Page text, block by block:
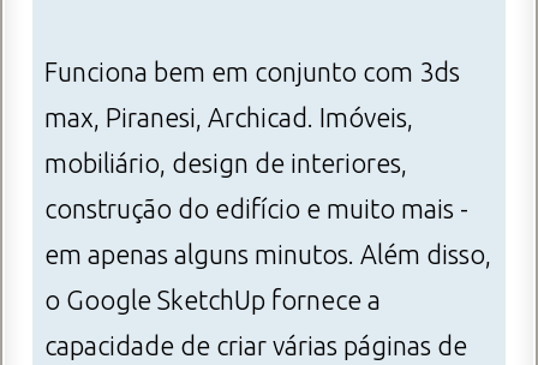
Funciona bem em conjunto com 3ds
max, Piranesi, Archicad. Imóveis,
mobiliário, design de interiores,
construção do edifício e muito mais -
em apenas alguns minutos. Além disso,
o Google SketchUp fornece a
capacidade de criar várias páginas de